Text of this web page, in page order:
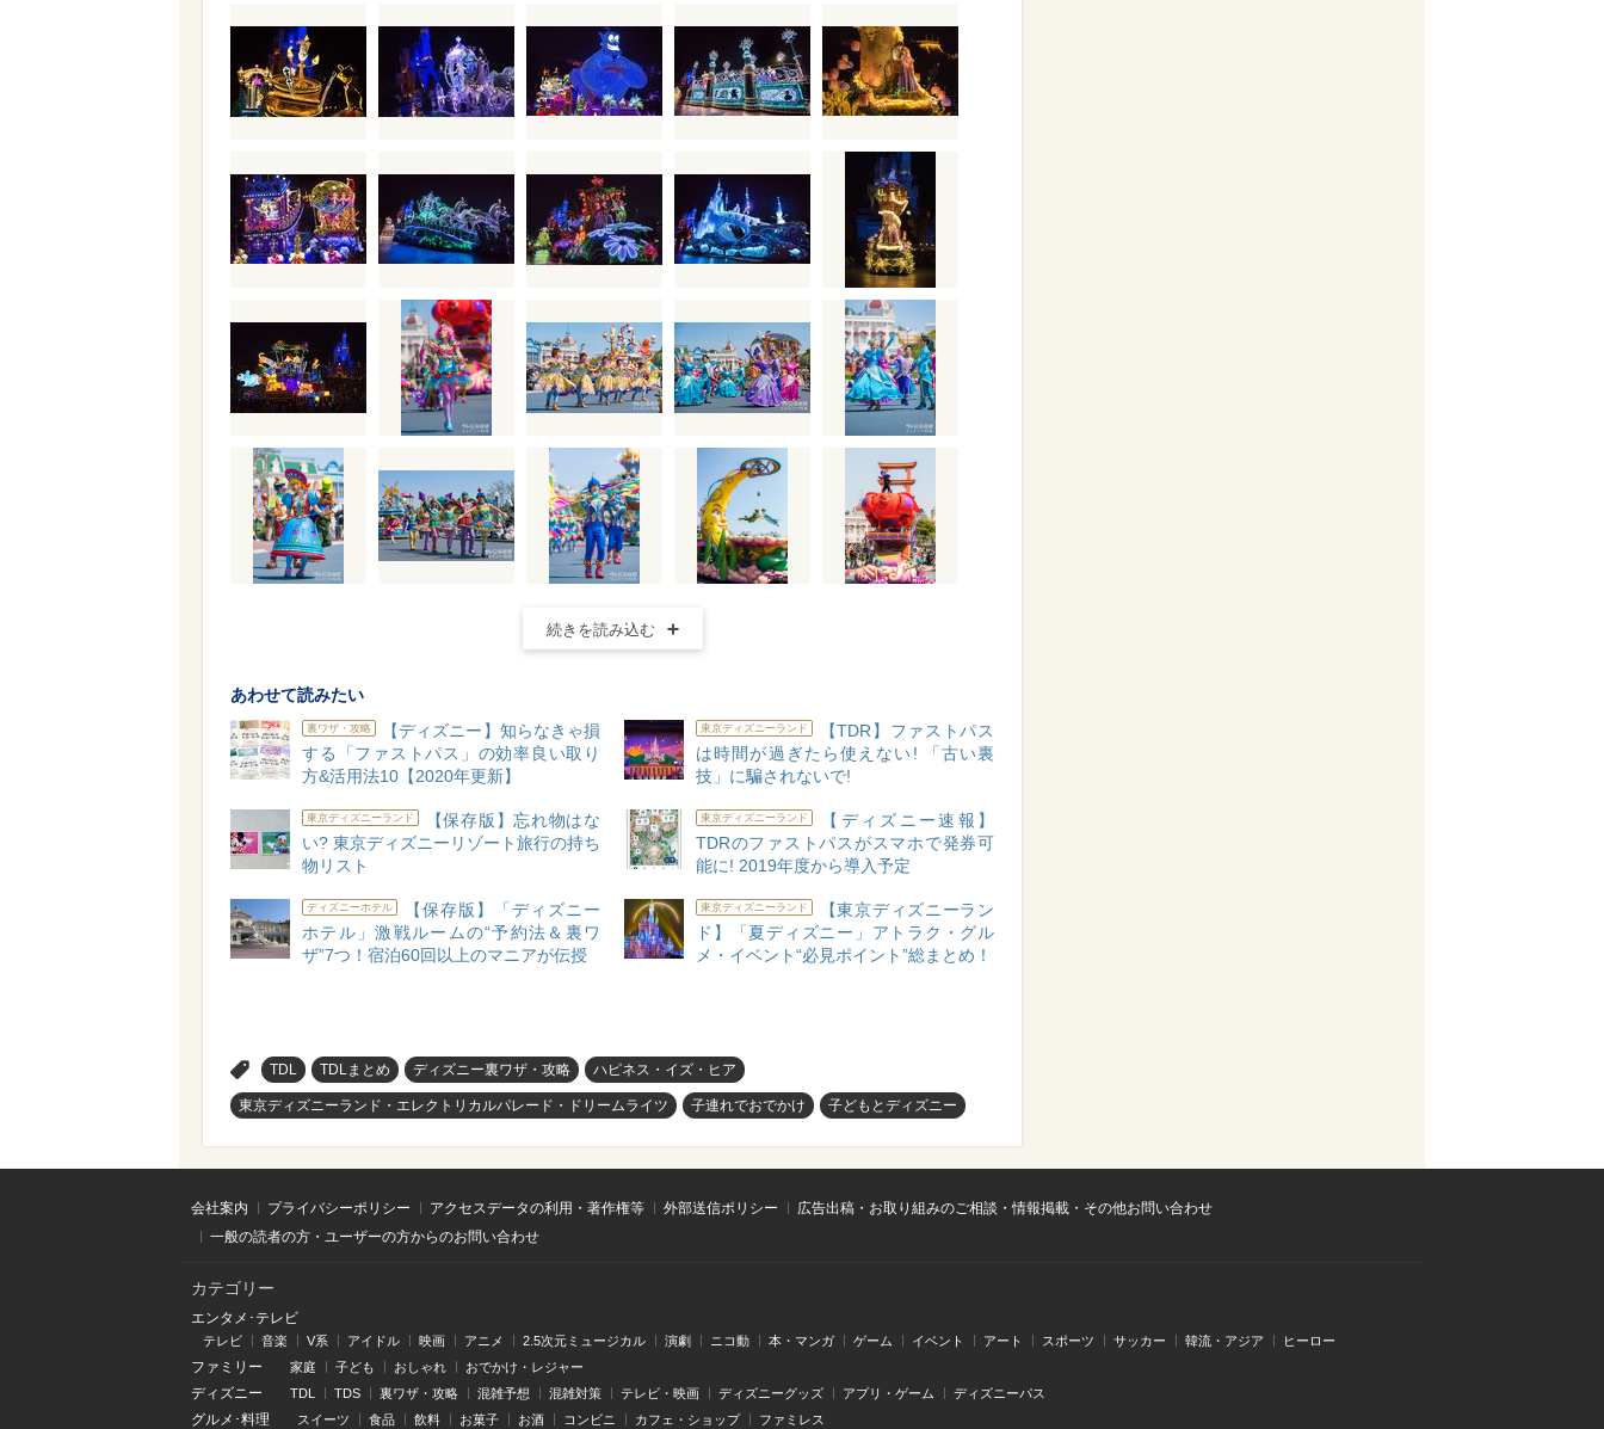
続きを読み込む
あわせて読みたい
裏ワザ・攻略
【ディズニー】知らなきゃ損
する「ファストパス」の効率良い取り
方&活用法10【2020年更新】
東京ディズニーランド
【TDR】ファストパス
は時間が過ぎたら使えない! 「古い裏
技」に騙されないで!
東京ディズニーランド
【保存版】忘れ物はな
い? 東京ディズニーリゾート旅行の持ち
物リスト
東京ディズニーランド
【ディズニー速報】
TDRのファストパスがスマホで発券可
能に! 2019年度から導入予定
ディズニーホテル
【保存版】「ディズニー
ホテル」激戦ルームの“予約法＆裏ワ
ザ”7つ！宿泊60回以上のマニアが伝授
東京ディズニーランド
【東京ディズニーラン
ド】「夏ディズニー」アトラク・グル
メ・イベント“必見ポイント”総まとめ！
TDL TDLまとめ ディズニー裏ワザ・攻略 ハピネス・イズ・ヒア
東京ディズニーランド・エレクトリカルパレード・ドリームライツ 子連れでおでかけ 子どもとディズニー
会社案内 プライバシーポリシー アクセスデータの利用・著作権等 外部送信ポリシー
広告出稿・お取り組みのご相談・情報掲載・その他お問い合わせ
一般の読者の方・ユーザーの方からのお問い合わせ
カテゴリー
エンタメ･テレビ
テレビ 音楽 V系 アイドル 映画 アニメ 2.5次元ミュージカル 演劇 ニコ動 本・マンガ ゲーム イベント アート スポーツ サッカー 韓流・アジア ヒーロー
ファミリー 家庭 子ども おしゃれ おでかけ・レジャー
ディズニー TDL TDS 裏ワザ・攻略 混雑予想 混雑対策 テレビ・映画 ディズニーグッズ アプリ・ゲーム ディズニーパス
グルメ･料理 スイーツ 食品 飲料 お菓子 お酒 コンビニ カフェ・ショップ ファミレス